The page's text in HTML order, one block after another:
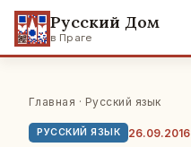
Русский Дом
в Праге
Главная · Русский язык
РУССКИЙ ЯЗЫК 26.09.2016